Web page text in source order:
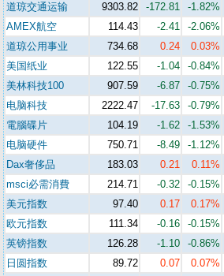
道琼交通运输
9303.82 -172.81 -1.82%
AMEX航空
114.43 -2.41 -2.06%
道琼公用事业
734.68 0.24 0.03%
美国纸业
122.55 -1.04 -0.84%
美林科技100
907.59 -6.87 -0.75%
电脑科技
2222.47 -17.63 -0.79%
電腦碟片
104.19 -1.62 -1.53%
电脑硬件
750.71 -8.49 -1.12%
Dax奢侈品
183.03 0.21 0.11%
msci必需消費
214.71 -0.32 -0.15%
美元指数
97.40 0.17 0.17%
欧元指数
111.34 -0.16 -0.15%
英镑指数
126.28 -1.10 -0.86%
日圆指数
89.72 0.07 0.07%